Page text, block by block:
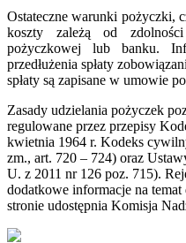
Ostateczne warunki pożyczki,
koszty zależą od
pożyczkowej lub banku.
przedłużenia spłaty
spłaty są zapisane w umowie
Zasady udzielania pożyczek
regulowane przez przepisy
kwietnia 1964 r. Kodeks
zm., art. 720 – 724) oraz
U. z 2011 nr 126 poz. 715).
dodatkowe informacje na
stronie udostępnia Komisja